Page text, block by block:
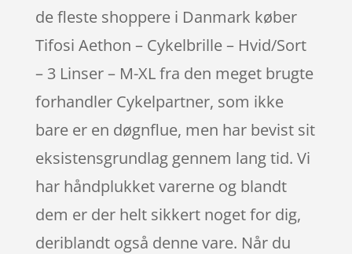
de fleste shoppere i Danmark køber
Tifosi Aethon – Cykelbrille – Hvid/Sort
– 3 Linser – M-XL fra den meget brugte
forhandler Cykelpartner, som ikke
bare er en døgnflue, men har bevist sit
eksistensgrundlag gennem lang tid. Vi
har håndplukket varerne og blandt
dem er der helt sikkert noget for dig,
deriblandt også denne vare. Når du